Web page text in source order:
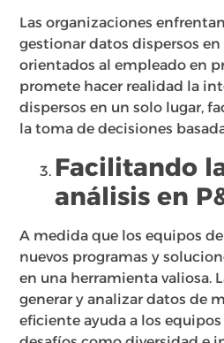
Las organizaciones
gestionar datos dispersos
orientados al empleado en
promete hacer realidad la
dispersos en un solo lugar,
la toma de decisiones
Facilitando
análisis en
A medida que los equipos
nuevos programas y
en una herramienta valiosa.
generar y analizar datos de
eficiente ayuda a los equipos